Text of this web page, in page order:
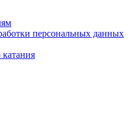
персональных данных